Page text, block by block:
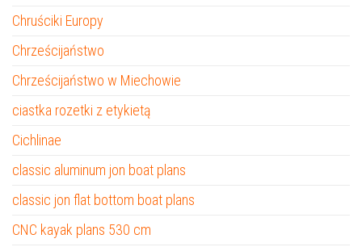
Chruściki Europy
Chrześcijaństwo
Chrześcijaństwo w Miechowie
ciastka rozetki z etykietą
Cichlinae
classic aluminum jon boat plans
classic jon flat bottom boat plans
CNC kayak plans 530 cm